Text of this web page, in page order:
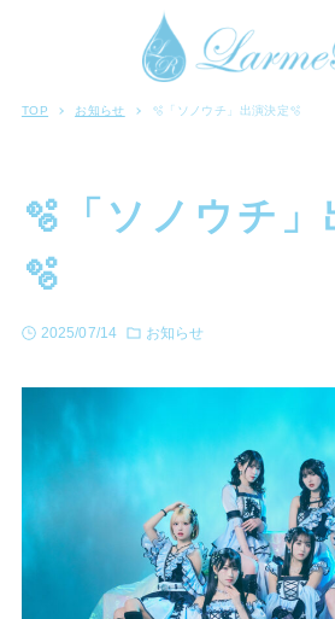
TOP お知らせ 🫧「ソノウチ」出演決定🫧
🫧「ソノウチ
🫧
2025/07/14 お知らせ